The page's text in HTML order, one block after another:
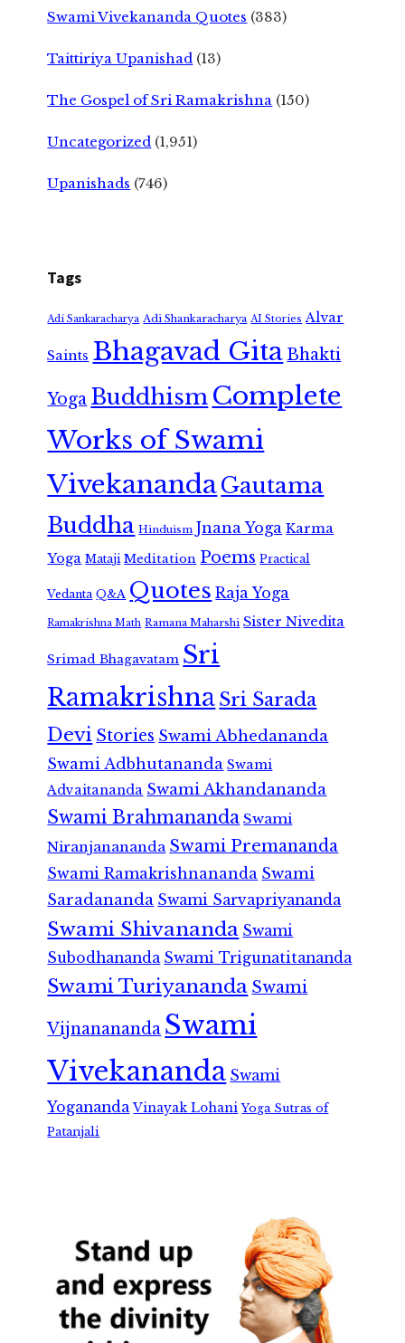
Swami Vivekananda Quotes (383)
Taittiriya Upanishad (13)
The Gospel of Sri Ramakrishna (150)
Uncategorized (1,951)
Upanishads (746)
Tags
Adi Sankaracharya Adi Shankaracharya AI Stories Alvar
Saints Bhagavad GitaBhakti
Yoga Buddhism Complete
Works of Swami
VivekanandaGautama
Buddha Hinduism Jnana Yoga Karma
Yoga Mataji Meditation Poems Practical
Vedanta Q&A Quotes Raja Yoga
Ramakrishna Math Ramana Maharshi Sister Nivedita
Srimad Bhagavatam Sri
RamakrishnaSri Sarada
Devi Stories Swami Abhedananda
Swami Adbhutananda Swami
Advaitananda Swami Akhandananda
Swami Brahmananda Swami
Niranjanananda Swami Premananda
Swami Ramakrishnananda Swami
Saradananda Swami Sarvapriyananda
Swami Shivananda Swami
Subodhananda Swami Trigunatitananda
Swami Turiyananda Swami
Vijnanananda Swami
Vivekananda Swami
Yogananda Vinayak Lohani Yoga Sutras of
Patanjali